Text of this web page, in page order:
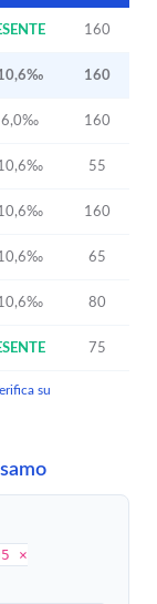
160
160
6,0‰ 160
55
160
65
80
75
su
×